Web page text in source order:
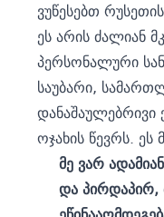
ვუწესებთ
ეს არის ძალიან
პერსონალური
საუბარი,
ოჯახის წევრს. ეს
მე ვარ
და პირდაპირ,